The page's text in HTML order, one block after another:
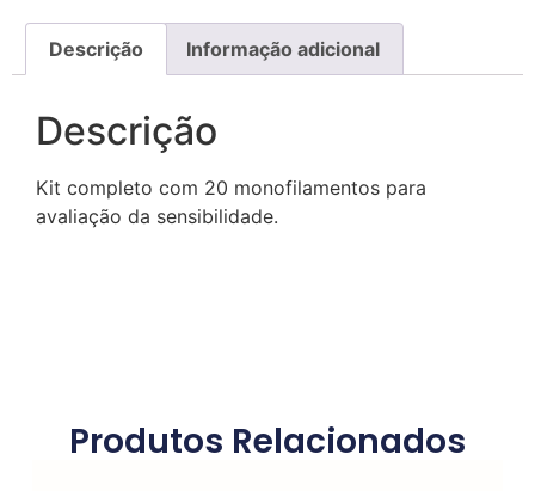
Descrição Informação adicional
Descrição
Kit completo com 20 monofilamentos para
avaliação da sensibilidade.
Produtos Relacionados